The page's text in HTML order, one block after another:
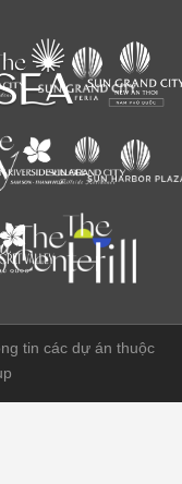
tin các dự án thuộc